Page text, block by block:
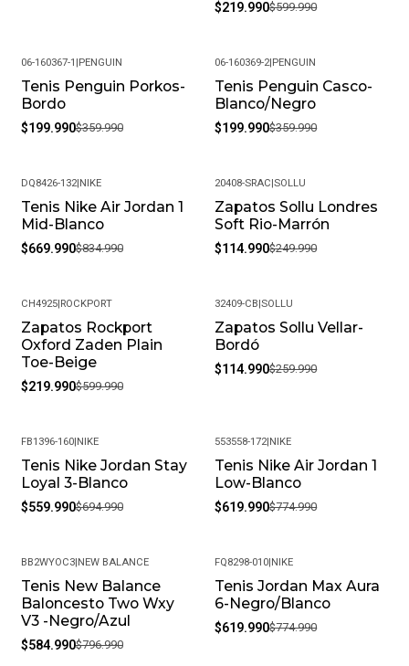
$219.990$599.990
-44%
06-160367-1 PENGUIN
Tenis Penguin Porkos-
Bordo
$199.990$359.990
-44%
06-160369-2| PENGUIN
Tenis Penguin Casco-
Blanco/Negro
$199.990$359.990
-20%
DQ8426-132| NIKE
Tenis Nike Air Jordan 1
Mid-Blanco
$669.990$834.990
-54%
20408-SRAC |SOLLU
Zapatos Sollu Londres
Soft Rio-Marrón
$114.990$249.990
-63%
CH4925| ROCKPORT
Zapatos Rockport
Oxford Zaden Plain
Toe-Beige
$219.990$599.990
-56%
32409-CB |SOLLU
Zapatos Sollu Vellar-
Bordó
$114.990$259.990
-19%
FB1396-160|NIKE
Tenis Nike Jordan Stay
Loyal 3-Blanco
$559.990$694.990
-20%
553558-172|NIKE
Tenis Nike Air Jordan 1
Low-Blanco
$619.990$774.990
-27%
BB2WYOC3|NEW BALANCE
Tenis New Balance
Baloncesto Two Wxy
V3 -Negro/Azul
$584.990$796.990
-20%
FQ8298-010|NIKE
Tenis Jordan Max Aura
6-Negro/Blanco
$619.990$774.990